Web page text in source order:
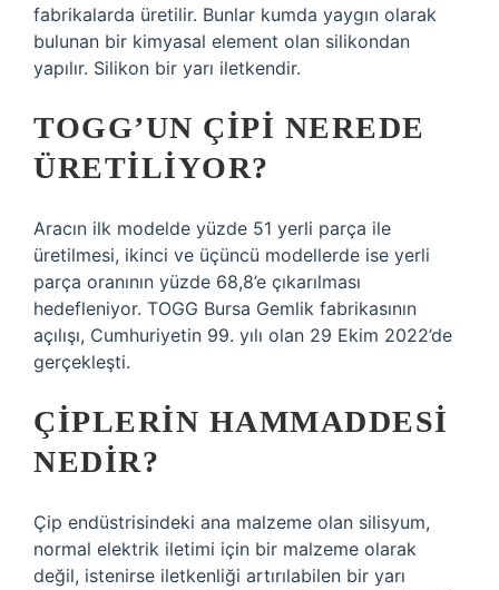
fabrikalarda üretilir. Bunlar kumda yaygın olarak
bulunan bir kimyasal element olan silikondan
yapılır. Silikon bir yarı iletkendir.
TOGG’UN ÇIPI NEREDE
ÜRETILIYOR?
Aracın ilk modelde yüzde 51 yerli parça ile
üretilmesi, ikinci ve üçüncü modellerde ise yerli
parça oranının yüzde 68,8’e çıkarılması
hedefleniyor. TOGG Bursa Gemlik fabrikasının
açılışı, Cumhuriyetin 99. yılı olan 29 Ekim 2022’de
gerçekleşti.
ÇIPLERIN HAMMADDESI
NEDIR?
Çip endüstrisindeki ana malzeme olan silisyum,
normal elektrik iletimi için bir malzeme olarak
değil, istenirse iletkenliği artırılabilen bir yarı